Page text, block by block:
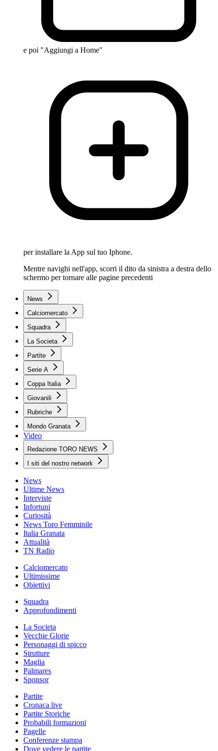
e poi "Aggiungi a Home"
per installare la App sul tuo Iphone.
Mentre navighi nell'app, scorri il dito da sinistra a destra dello
schermo per tornare alle pagine precedenti
News
Calciomercato
Squadra
La Societa
Partite
Serie A
Coppa Italia
Giovanili
Rubriche
Mondo Granata
Video
Redazione TORO NEWS
I siti del nostro network
News
Ultime News
Interviste
Infortuni
Curiosità
News Toro Femminile
Italia Granata
Attualità
TN Radio
Calciomercato
Ultimissime
Obiettivi
Squadra
Approfondimenti
La Societa
Vecchie Glorie
Personaggi di spicco
Strutture
Maglia
Palmares
Sponsor
Partite
Cronaca live
Partite Storiche
Probabili formazioni
Pagelle
Conferenze stampa
Dove vedere le partite